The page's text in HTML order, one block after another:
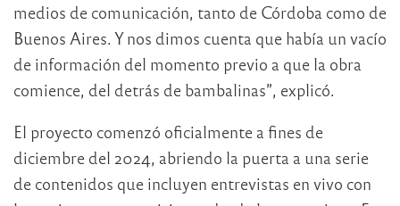
medios de comunicación, tanto de Córdoba como de
Buenos Aires. Y nos dimos cuenta que había un vacío
de información del momento previo a que la obra
comience, del detrás de bambalinas”, explicó.
El proyecto comenzó oficialmente a fines de
diciembre del 2024, abriendo la puerta a una serie
de contenidos que incluyen entrevistas en vivo con